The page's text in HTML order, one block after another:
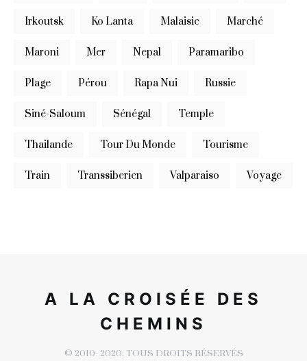
Irkoutsk Ko Lanta Malaisie Marché
Maroni Mer Nepal Paramaribo
Plage Pérou Rapa Nui Russie
Siné-Saloum Sénégal Temple
Thailande Tour Du Monde Tourisme
Train Transsiberien Valparaiso Voyage
A LA CROISÉE DES
CHEMINS
© 2010- 2020. TOUS DROITS RÉSERVÉS